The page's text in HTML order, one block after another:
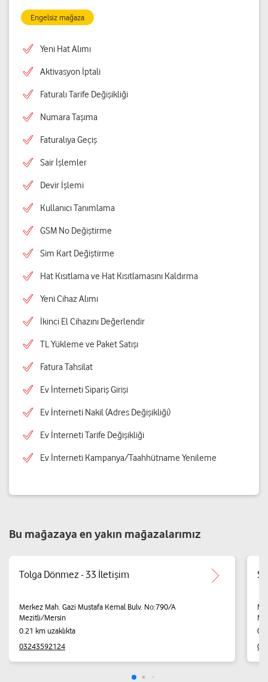
Engelsiz mağaza
Yeni Hat Alımı
Aktivasyon İptali
Faturalı Tarife Değişikliği
Numara Taşıma
Faturalıya Geçiş
Sair İşlemler
Devir İşlemi
Kullanıcı Tanımlama
GSM No Değiştirme
Sim Kart Değiştirme
Hat Kısıtlama ve Hat Kısıtlamasını Kaldırma
Yeni Cihaz Alımı
İkinci El Cihazını Değerlendir
TL Yükleme ve Paket Satışı
Fatura Tahsilat
Ev İnterneti Sipariş Girişi
Ev İnterneti Nakil (Adres Değişikliği)
Ev İnterneti Tarife Değişikliği
Ev İnterneti Kampanya/Taahhütname Yenileme
Bu mağazaya en yakın mağazalarımız
Tolga Dönmez - 33 İletişim
Merkez Mah. Gazi Mustafa Kemal Bulv. No:790/A
Mezitli/Mersin
0.21 km uzaklıkta
03243592124